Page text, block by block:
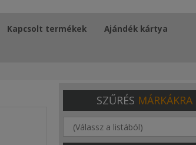
Kapcsolt termékek Ajándék kártya
SZŰRÉS MÁRKÁKRA